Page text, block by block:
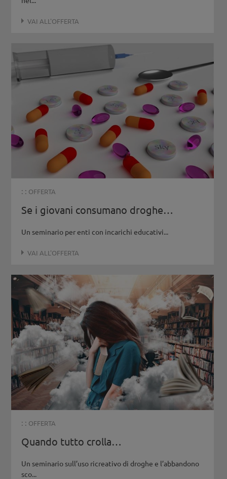
VAI ALL'OFFERTA
: : OFFERTA
Se i giovani consumano droghe…
Un seminario per enti con incarichi educativi...
VAI ALL'OFFERTA
: : OFFERTA
Quando tutto crolla…
Un seminario sull’uso ricreativo di droghe e l’abbandono
sco...